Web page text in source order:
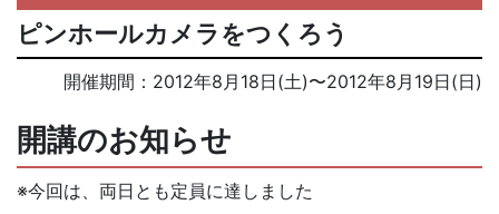
ピンホールカメラをつくろう
開催期間： 2012年8月18日(土)〜2012年8月19日(日)
開講のお知らせ
※今回は、両日とも定員に達しました